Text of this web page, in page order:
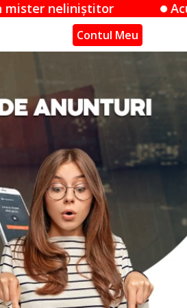
Acuzațiile Apple
Contul Meu